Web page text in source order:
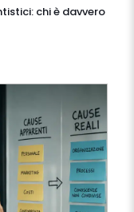
chi è davvero